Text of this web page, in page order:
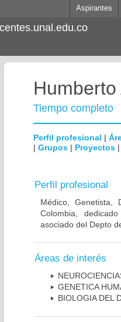
Aspirantes
Tiempo completo
Perfil profesional |
| Grupos | Proyectos
Perfil profesional
Médico, Genetista,
Colombia,
asociado del Depto
Áreas de interés
GENETICA
BIOLOGIA DEL